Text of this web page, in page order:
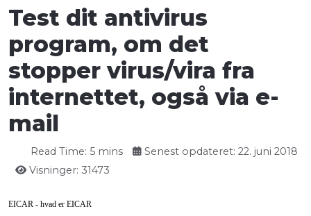
Test dit antivirus
program, om det
stopper virus/vira fra
internettet, også via e-
mail
Read Time: 5 mins
Senest opdateret: 22. juni 2018
Visninger: 31473
EICAR - hvad er EICAR